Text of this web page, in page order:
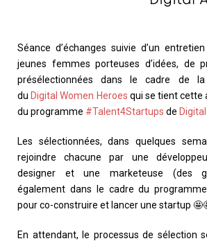
Séance d’échanges suivie d’un
jeunes femmes porteuses d’idées, de
présélectionnées dans le cadre de
du Digital Women Heroes qui se tient cette
du programme #Talent4Startups de
Les sélectionnées, dans quelques
rejoindre chacune par une
designer et une marketeuse (des
également dans le cadre du programme
pour co-construire et lancer une startup
En attendant, le processus de sélection